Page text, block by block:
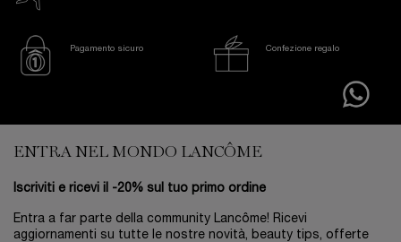
Pagamento sicuro Confezione regalo
ENTRA NEL MONDO LANCÔME
Iscriviti e ricevi il -20% sul tuo primo ordine
Entra a far parte della community Lancôme! Ricevi
aggiornamenti su tutte le nostre novità, beauty tips, offerte